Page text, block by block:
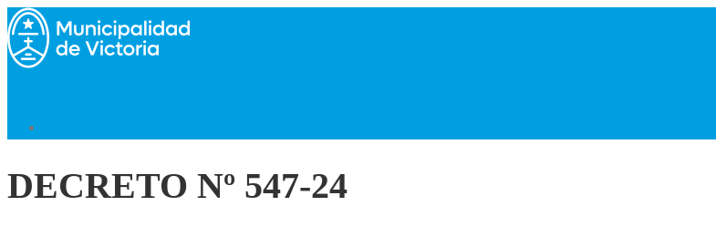
Saltar
al
contenido
DECRETO Nº 547-24